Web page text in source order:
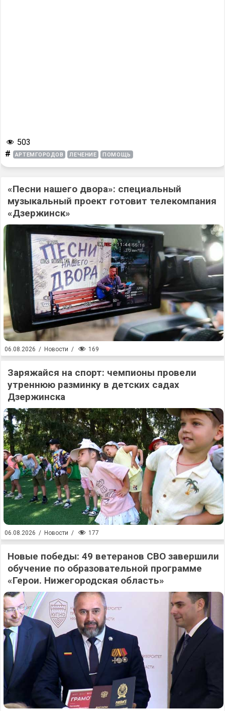
503
# АРТЕМГОРОДОВ ЛЕЧЕНИЕ ПОМОЩЬ
«Песни нашего двора»: специальный
музыкальный проект готовит телекомпания
«Дзержинск»
06.08.2026 / Новости / 169
Заряжайся на спорт: чемпионы провели
утреннюю разминку в детских садах
Дзержинска
06.08.2026 / Новости / 177
Новые победы: 49 ветеранов СВО завершили
обучение по образовательной программе
«Герои. Нижегородская область»